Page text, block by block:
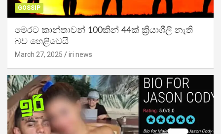
GOSSIP
මෙරට කාන්තාවන් 100කින් 44ක් ක්‍රියාශීලී නැති
බව හෙළිවෙයි
March 27, 2025 iri news